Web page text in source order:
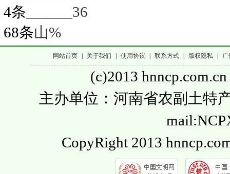
4条 ______36
68条山%
网站首页 关于我们 使用协议 联系方式 版权隐私 广
(c)2013
主办单位：河南省农副土特
CopyRight 2013